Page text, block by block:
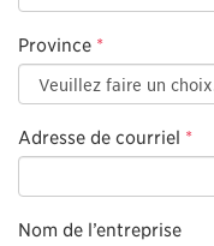
Province *
Adresse de courriel *
Nom de l’entreprise